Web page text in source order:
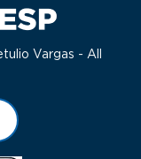
Vargas - All